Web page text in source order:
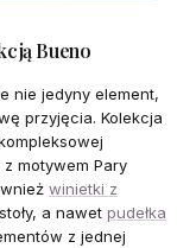
Bueno
nie jedyny element,
przyjęcia. Kolekcja
motywem Pary
winietki z
a nawet pudełka
z jednej